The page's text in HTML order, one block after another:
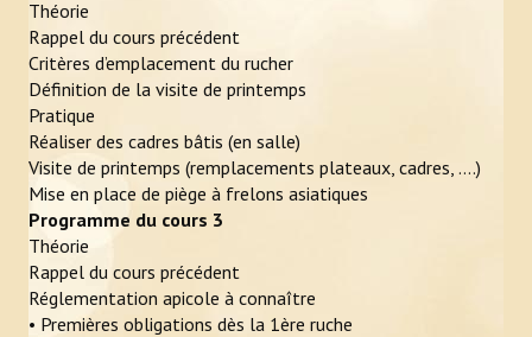
Zone de butinage
Où trouver un apiculteur ?
Ruche connectée
ÉVÉNEMENTS
ACTUALITÉS
LIENS
Théorie
Rappel du cours précédent
Critères d’emplacement du rucher
Définition de la visite de printemps
Pratique
Réaliser des cadres bâtis (en salle)
Visite de printemps (remplacements plateaux, cadres, ….)
Mise en place de piège à frelons asiatiques
Programme du cours 3
Théorie
Rappel du cours précédent
Réglementation apicole à connaître
• Premières obligations dès la 1ère ruche